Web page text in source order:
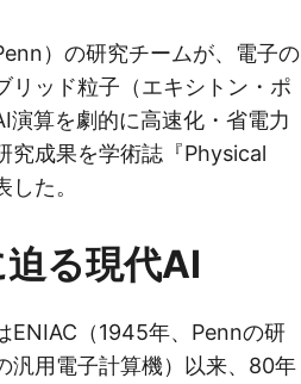
）の研究チームが、電子の
リッド粒子（エキシトン・ポ
演算を劇的に高速化・省電力
究成果を学術誌『Physical
た。
る現代AI
ENIAC（1945年、Pennの研
汎用電子計算機）以来、80年